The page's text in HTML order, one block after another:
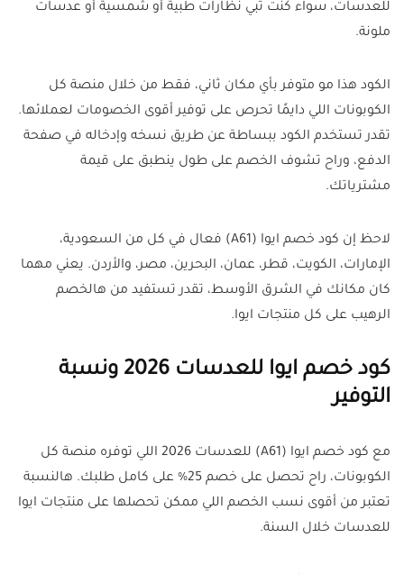
للعدسات، سواء كنت تبي نظارات طبية أو شمسية أو عدسات
ملونة.
الكود هذا مو متوفر بأي مكان ثاني، فقط من خلال منصة كل
الكوبونات اللي دايمًا تحرص على توفير أقوى الخصومات لعملائها.
تقدر تستخدم الكود ببساطة عن طريق نسخه وإدخاله في صفحة
الدفع، وراح تشوف الخصم على طول ينطبق على قيمة
مشترياتك.
لاحظ إن كود خصم ايوا (A61) فعال في كل من السعودية،
الإمارات، الكويت، قطر، عمان، البحرين، مصر، والأردن. يعني مهما
كان مكانك في الشرق الأوسط، تقدر تستفيد من هالخصم
الرهيب على كل منتجات ايوا.
كود خصم ايوا للعدسات 2026 ونسبة
التوفير
مع كود خصم ايوا (A61) للعدسات 2026 اللي توفره منصة كل
الكوبونات، راح تحصل على خصم 25% على كامل طلبك. هالنسبة
تعتبر من أقوى نسب الخصم اللي ممكن تحصلها على منتجات ايوا
للعدسات خلال السنة.